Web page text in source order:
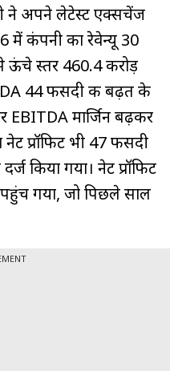
ने अपने लेटेस्ट एक्सचेंज
में कंपनी का रेवेन्यू 30
स्तर 460.4 करोड़
44 फीसदी की बढ़त के
मार्जिन बढ़कर
प्रॉफिट भी 47 फीसदी
किया गया। नेट प्रॉफिट
पहुंच गया, जो पिछले साल